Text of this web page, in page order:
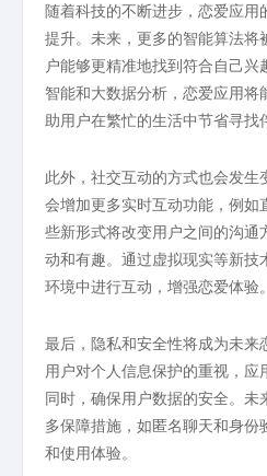
随着科技的不断进步，恋爱应用
提升。未来，更多的智能算法将
户能够更精准地找到符合自己
智能和大数据分析，恋爱应用
助用户在繁忙的生活中节省寻找
此外，社交互动的方式也会发
会增加更多实时互动功能，例如
些新形式将改变用户之间的沟通
动和有趣。通过虚拟现实等新技
环境中进行互动，增强恋爱体验。
最后，隐私和安全性将成为未来
用户对个人信息保护的重视，应
同时，确保用户数据的安全。未
多保障措施，如匿名聊天和身
和使用体验。